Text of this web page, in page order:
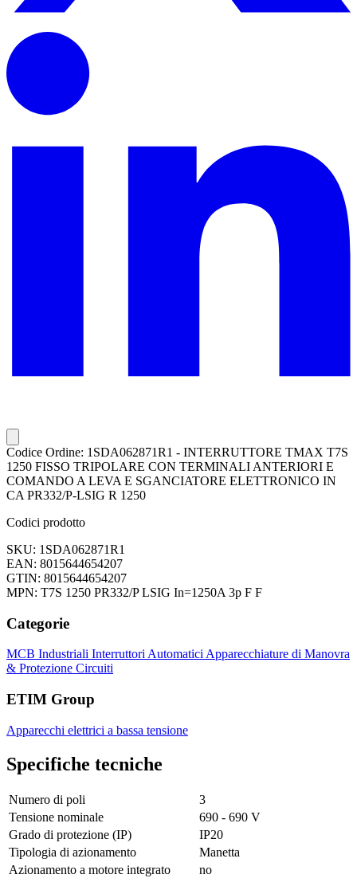
Codice Ordine: 1SDA062871R1 - INTERRUTTORE TMAX T7S
1250 FISSO TRIPOLARE CON TERMINALI ANTERIORI E
COMANDO A LEVA E SGANCIATORE ELETTRONICO IN
CA PR332/P-LSIG R 1250
Codici prodotto
SKU: 1SDA062871R1
EAN: 8015644654207
GTIN: 8015644654207
MPN: T7S 1250 PR332/P LSIG In=1250A 3p F F
Categorie
MCB Industriali Interruttori Automatici Apparecchiature di Manovra
& Protezione Circuiti
ETIM Group
Apparecchi elettrici a bassa tensione
Specifiche tecniche
Numero di poli
3
Tensione nominale
690 - 690 V
Grado di protezione (IP)
IP20
Tipologia di azionamento
Manetta
Azionamento a motore integrato
no